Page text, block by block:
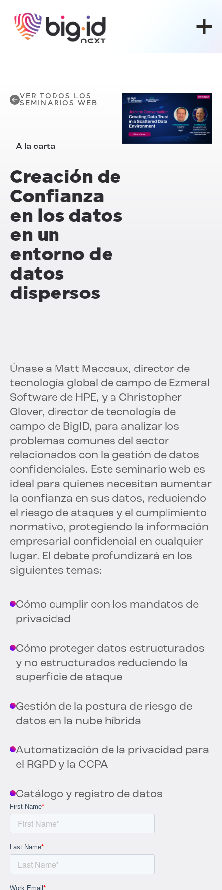
VER TODOS LOS
SEMINARIOS WEB
A la carta
Creación de
Confianza
en los datos
en un
entorno de
datos
dispersos
Únase a Matt Maccaux, director de
tecnología global de campo de Ezmeral
Software de HPE, y a Christopher
Glover, director de tecnología de
campo de BigID, para analizar los
problemas comunes del sector
relacionados con la gestión de datos
confidenciales. Este seminario web es
ideal para quienes necesitan aumentar
la confianza en sus datos, reduciendo
el riesgo de ataques y el cumplimiento
normativo, protegiendo la información
empresarial confidencial en cualquier
lugar. El debate profundizará en los
siguientes temas:
Cómo cumplir con los mandatos de
privacidad
Cómo proteger datos estructurados
y no estructurados reduciendo la
superficie de ataque
Gestión de la postura de riesgo de
datos en la nube híbrida
Automatización de la privacidad para
el RGPD y la CCPA
Catálogo y registro de datos